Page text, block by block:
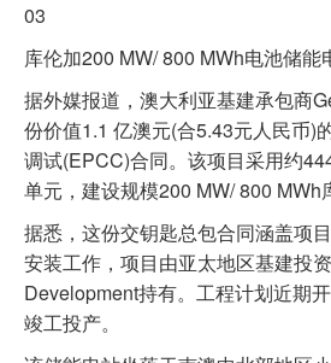
03
库伦加200 MW/ 800 MWh电池储能
据外媒报道，澳大利亚基建承包商
份价值1.1 亿澳元(合5.43元人民币)
调试(EPCC)合同。该项目采用约
单元，建设规模200 MW/ 800 MWh
据悉，这份交钥匙总包合同涵盖项
安装工作，项目由亚太地区基建投
Development持有。工程计划近期
竣工投产。